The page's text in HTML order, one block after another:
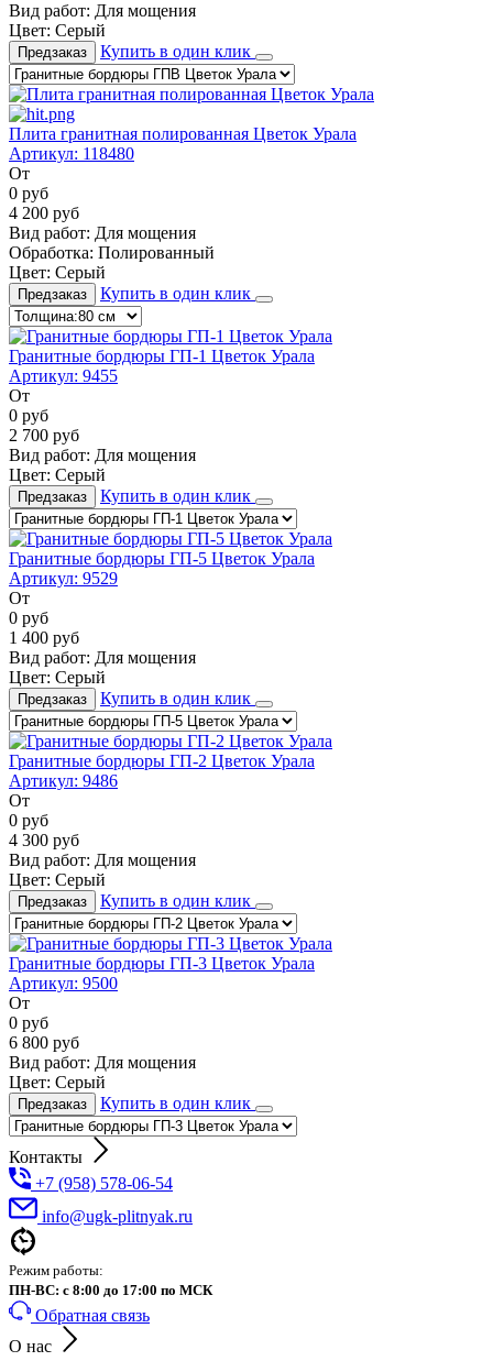
Вид работ: Для мощения
Цвет: Серый
Предзаказ Купить в один клик
Плита гранитная полированная Цветок Урала
Артикул: 118480
От
0 руб
4 200 руб
Вид работ: Для мощения
Обработка: Полированный
Цвет: Серый
Предзаказ Купить в один клик
Гранитные бордюры ГП-1 Цветок Урала
Артикул: 9455
От
0 руб
2 700 руб
Вид работ: Для мощения
Цвет: Серый
Предзаказ Купить в один клик
Гранитные бордюры ГП-5 Цветок Урала
Артикул: 9529
От
0 руб
1 400 руб
Вид работ: Для мощения
Цвет: Серый
Предзаказ Купить в один клик
Гранитные бордюры ГП-2 Цветок Урала
Артикул: 9486
От
0 руб
4 300 руб
Вид работ: Для мощения
Цвет: Серый
Предзаказ Купить в один клик
Гранитные бордюры ГП-3 Цветок Урала
Артикул: 9500
От
0 руб
6 800 руб
Вид работ: Для мощения
Цвет: Серый
Предзаказ Купить в один клик
Контакты
+7 (958) 578-06-54
info@ugk-plitnyak.ru
Режим работы:
ПН-ВС: с 8:00 до 17:00 по МСК
Обратная связь
О нас